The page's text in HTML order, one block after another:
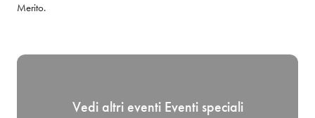
Merito.
Vedi altri eventi Eventi speciali